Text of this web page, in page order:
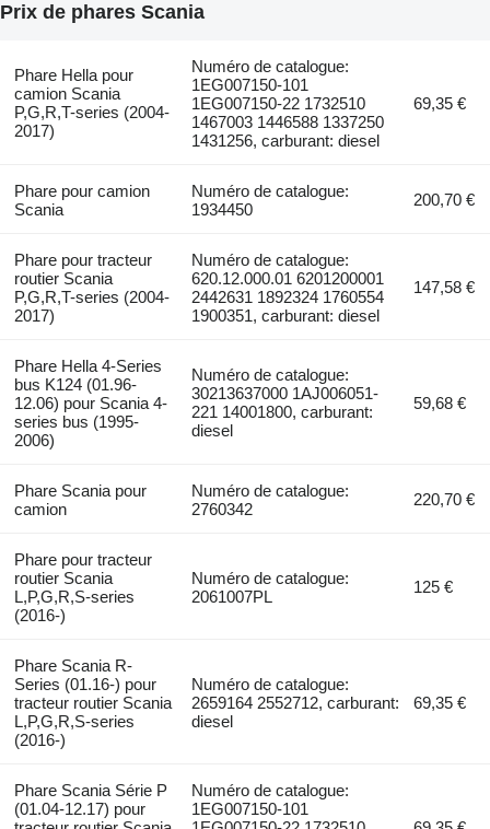
Prix de phares Scania
Phare Hella pour
camion Scania
P,G,R,T-series (2004-
2017)
Numéro de catalogue:
1EG007150-101
1EG007150-22 1732510
1467003 1446588 1337250
1431256, carburant: diesel
69,35 €
Phare pour camion
Scania
Numéro de catalogue:
1934450
200,70 €
Phare pour tracteur
routier Scania
P,G,R,T-series (2004-
2017)
Numéro de catalogue:
620.12.000.01 6201200001
2442631 1892324 1760554
1900351, carburant: diesel
147,58 €
Phare Hella 4-Series
bus K124 (01.96-
12.06) pour Scania 4-
series bus (1995-
2006)
Numéro de catalogue:
30213637000 1AJ006051-
221 14001800, carburant:
diesel
59,68 €
Phare Scania pour
camion
Numéro de catalogue:
2760342
220,70 €
Phare pour tracteur
routier Scania
L,P,G,R,S-series
(2016-)
Numéro de catalogue:
2061007PL
125 €
Phare Scania R-
Series (01.16-) pour
tracteur routier Scania
L,P,G,R,S-series
(2016-)
Numéro de catalogue:
2659164 2552712, carburant:
diesel
69,35 €
Phare Scania Série P
(01.04-12.17) pour
Numéro de catalogue:
1EG007150-101